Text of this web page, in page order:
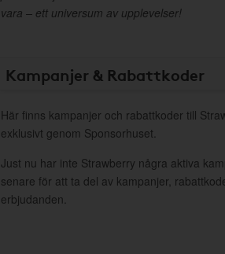
vara – ett universum av upplevelser!
Kampanjer & Rabattkoder
Här finns kampanjer och rabattkoder till
exklusivt genom Sponsorhuset.
Just nu har inte Strawberry några aktiva
senare för att ta del av kampanjer,
erbjudanden.